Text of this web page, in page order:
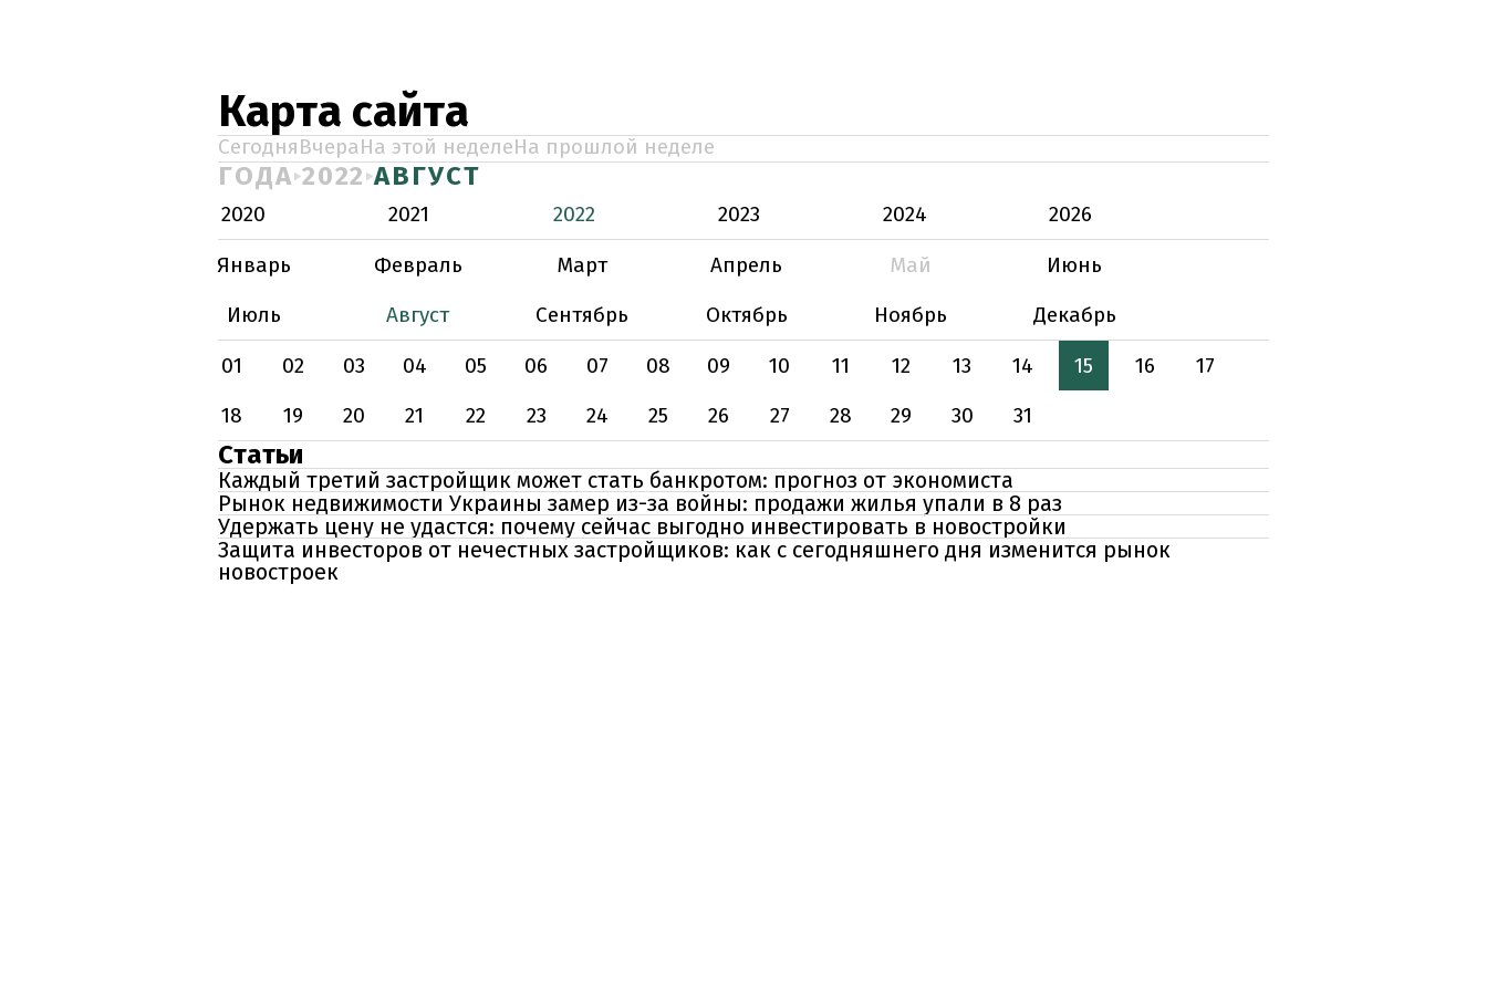
Карта сайта
СегодняВчераНа этой неделеНа прошлой неделе
ГОДА 2022 АВГУСТ
2020 2021 2022 2023 2024
2026
Январь
Февраль Март Апрель Май
Июнь
Июль
Август Сентябрь Октябрь Ноябрь
Декабрь
01
02 03 04 05 06 07 08 09 10 11 12 13 14 15 16
17
18
19 20 21 22 23 24 25 26 27 28 29 30 31
Статьи
Каждый третий застройщик может стать банкротом: прогноз от экономиста
Рынок недвижимости Украины замер из-за войны: продажи жилья упали в 8 раз
Удержать цену не удастся: почему сейчас выгодно инвестировать в новостройки
Защита инвесторов от нечестных застройщиков: как с сегодняшнего дня изменится рынок
новостроек